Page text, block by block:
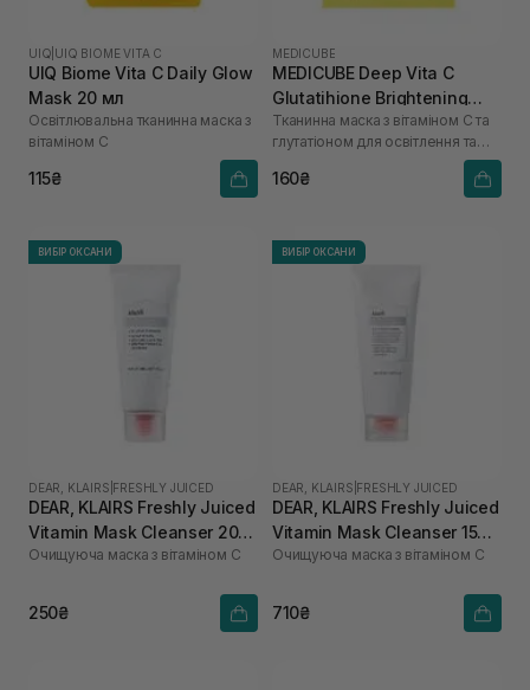
UIQ UIQ BIOME VITA C
UIQ Biome Vita C Daily Glow
Mask 20 мл
Освітлювальна тканинна маска з
вітаміном C
115₴
MEDICUBE
MEDICUBE Deep Vita C
Glutatihione Brightening
Mask
Тканинна маска з вітаміном С та
глутатіоном для освітлення та
160₴
ВИБІР ОКСАНИ
DEAR, KLAIRS FRESHLY JUICED
DEAR, KLAIRS Freshly Juiced
Vitamin Mask Cleanser 20
мл
Очищуюча маска з вітаміном С
250₴
ВИБІР ОКСАНИ
DEAR, KLAIRS FRESHLY JUICED
DEAR, KLAIRS Freshly Juiced
Vitamin Mask Cleanser 150
мл
Очищуюча маска з вітаміном С
710₴